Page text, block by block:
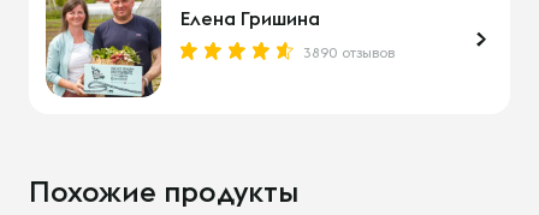
Елена Гришина
3890 отзывов
Похожие продукты